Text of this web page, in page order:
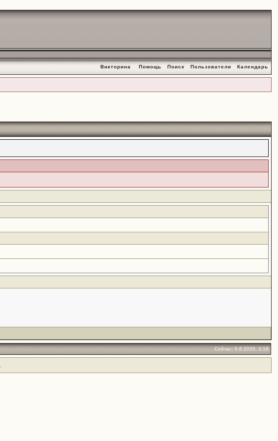
Викторина Помощь Поиск Пользователи Календарь
Сейчас: 6.8.2026, 3:19